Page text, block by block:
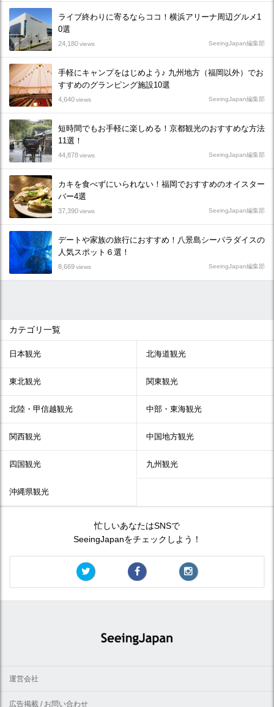
ライブ終わりに寄るならココ！横浜アリーナ周辺グルメ1
0選
24,180views SeeingJapan編集部
手軽にキャンプをはじめよう♪ 九州地方（福岡以外）でお
すすめのグランピング施設10選
4,640views SeeingJapan編集部
短時間でもお手軽に楽しめる！京都観光のおすすめな方法
11選！
44,878views SeeingJapan編集部
カキを食べずにいられない！福岡でおすすめのオイスター
バー4選
37,390views SeeingJapan編集部
デートや家族の旅行におすすめ！八景島シーパラダイスの
人気スポット６選！
8,669views SeeingJapan編集部
カテゴリ一覧
日本観光 北海道観光
東北観光 関東観光
北陸・甲信越観光 中部・東海観光
関西観光 中国地方観光
四国観光 九州観光
沖縄県観光
忙しいあなたはSNSで
SeeingJapanをチェックしよう！
運営会社
広告掲載 / お問い合わせ